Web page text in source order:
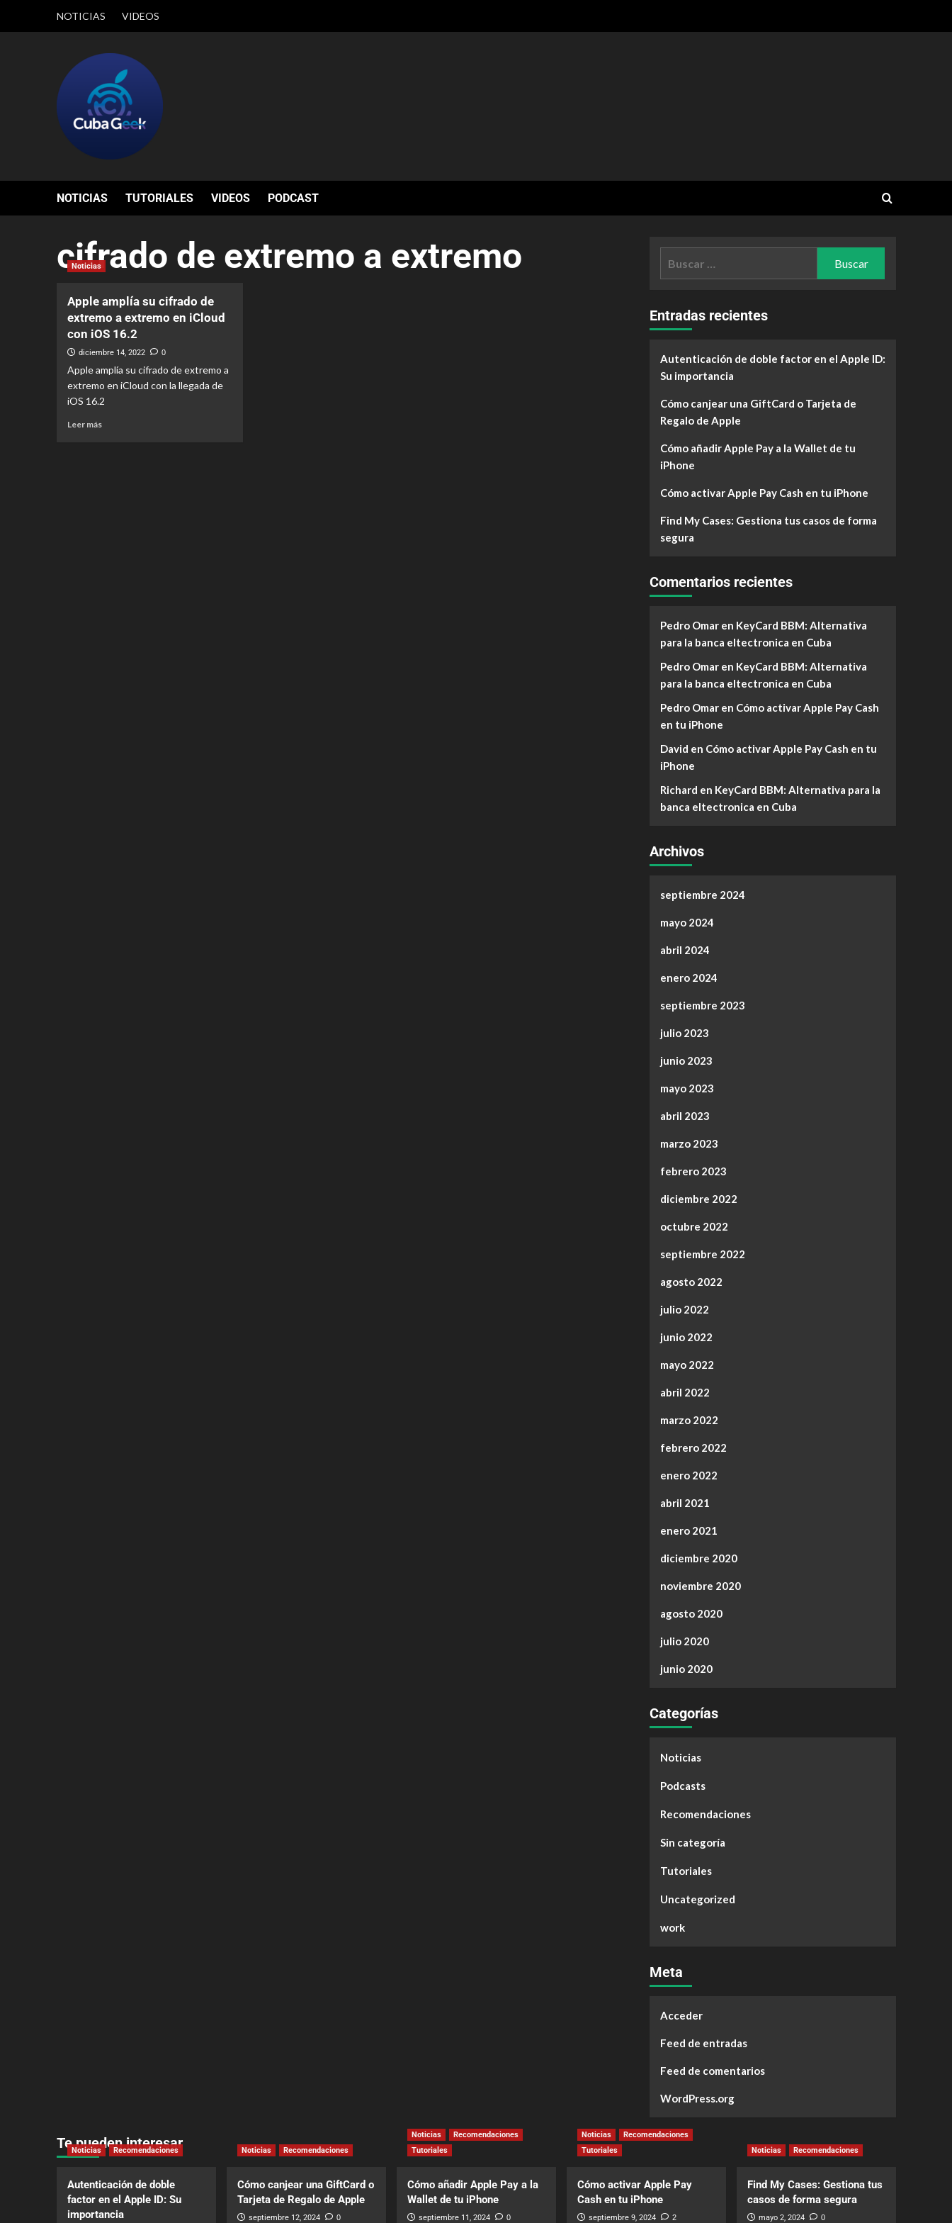
NOTICIAS VIDEOS
NOTICIAS TUTORIALES VIDEOS PODCAST
cifrado de extremo a extremo
Noticias
Apple amplía su cifrado de
extremo a extremo en iCloud
con iOS 16.2
diciembre 14, 2022 0
Apple amplía su cifrado de extremo a
extremo en iCloud con la llegada de
iOS 16.2
Leer más
Entradas recientes
Autenticación de doble factor en el Apple ID:
Su importancia
Cómo canjear una GiftCard o Tarjeta de
Regalo de Apple
Cómo añadir Apple Pay a la Wallet de tu
iPhone
Cómo activar Apple Pay Cash en tu iPhone
Find My Cases: Gestiona tus casos de forma
segura
Comentarios recientes
Pedro Omaren KeyCard BBM: Alternativa
para la banca eltectronica en Cuba
Pedro Omaren KeyCard BBM: Alternativa
para la banca eltectronica en Cuba
Pedro Omaren Cómo activar Apple Pay Cash
en tu iPhone
David en Cómo activar Apple Pay Cash en tu
iPhone
Richard en KeyCard BBM: Alternativa para la
banca eltectronica en Cuba
Archivos
septiembre 2024
mayo 2024
abril 2024
enero 2024
septiembre 2023
julio 2023
junio 2023
mayo 2023
abril 2023
marzo 2023
febrero 2023
diciembre 2022
octubre 2022
septiembre 2022
agosto 2022
julio 2022
junio 2022
mayo 2022
abril 2022
marzo 2022
febrero 2022
enero 2022
abril 2021
enero 2021
diciembre 2020
noviembre 2020
agosto 2020
julio 2020
junio 2020
Categorías
Noticias
Podcasts
Recomendaciones
Sin categoría
Tutoriales
Uncategorized
work
Meta
Acceder
Feed de entradas
Feed de comentarios
WordPress.org
Te pueden interesar
Noticias Recomendaciones
Autenticación de doble
factor en el Apple ID: Su
importancia
Noticias Recomendaciones
Cómo canjear una GiftCard o
Tarjeta de Regalo de Apple
septiembre 12, 2024 0
Noticias
Recomendaciones
Tutoriales
Cómo añadir Apple Pay a la
Wallet de tu iPhone
septiembre 11, 2024 0
Noticias
Recomendaciones
Tutoriales
Cómo activar Apple Pay
Cash en tu iPhone
septiembre 9, 2024 2
Noticias Recomendaciones
Find My Cases: Gestiona tus
casos de forma segura
mayo 2, 2024 0